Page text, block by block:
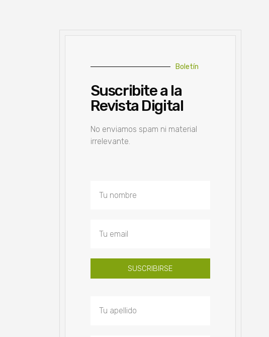
Boletín
Suscribite a la
Revista Digital
No enviamos spam ni material
irrelevante.
SUSCRIBIRSE